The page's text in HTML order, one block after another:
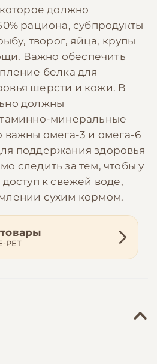
должно
рациона, субпродукты
творог, яйца, крупы
Важно обеспечить
белка для
шерсти и кожи. В
должны
минеральные
важны омега-3 и омега-6
поддержания здоровья
следить за тем, чтобы у
к свежей воде,
сухим кормом.
PET